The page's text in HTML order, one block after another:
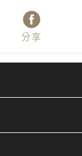
分享